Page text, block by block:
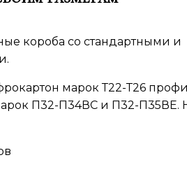
короба со стандартными и
марок Т22-Т26
П32-П34ВС и П32-П35ВЕ.